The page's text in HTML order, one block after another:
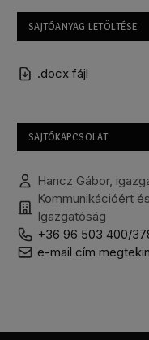
SAJTÓANYAG LETÖLTÉSE
.docx fájl
SAJTÓKAPCSOLAT
Hancz Gábor,
Kommunikációért
Igazgatóság
+36 96 503 400/
e-mail cím